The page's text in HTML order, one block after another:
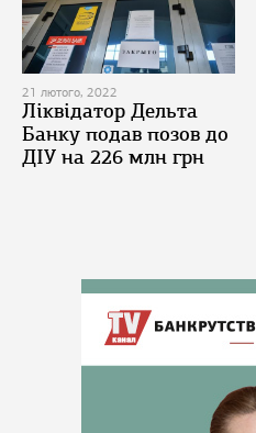
21 лютого, 2022
Ліквідатор Дельта
Банку подав позов до
ДІУ на 226 млн грн